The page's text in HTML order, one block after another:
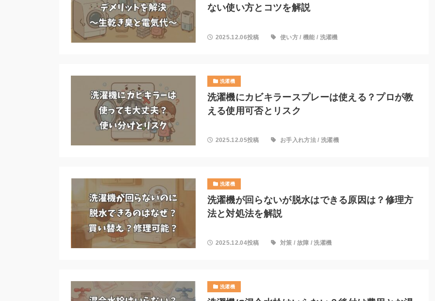
ない使い方とコツを解説
2025.12.06投稿 使い方 /機能 / 洗濯機
洗濯機
洗濯機にカビキラースプレーは使える？プロが教
える使用可否とリスク
2025.12.05投稿 お手入れ方法 / 洗濯機
洗濯機
洗濯機が回らないが脱水はできる原因は？修理方
法と対処法を解説
2025.12.04投稿 対策 / 故障 /洗濯機
洗濯機